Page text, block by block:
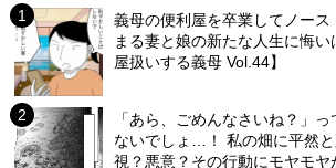
義母の便利屋を卒業してノー
まる妻と娘の新たな人生に悔
屋扱いする義母 Vol.44】
「あら、ごめんなさいね？」
ないでしょ…！ 私の畑に平然
視？悪意？その行動にモヤモヤ